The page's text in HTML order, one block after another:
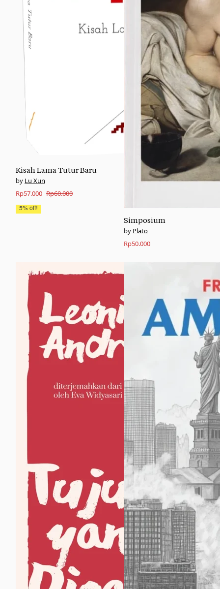
Kisah Lama Tutur Baru
Lu Xun
Rp60.000
Original
price
Rp57.000
Current
price
5% off!
Simposium
Plato
Rp50.000